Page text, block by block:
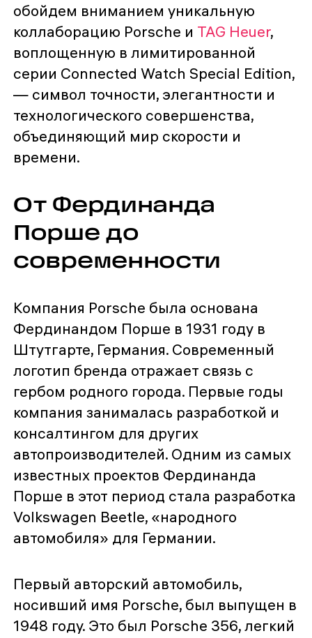
обойдем вниманием уникальную
коллаборацию Porsche и TAG Heuer,
воплощенную в лимитированной
серии Connected Watch Special Edition,
— символ точности, элегантности и
технологического совершенства,
объединяющий мир скорости и
времени.
От Фердинанда
Порше до
современности
Компания Porsche была основана
Фердинандом Порше в 1931 году в
Штутгарте, Германия. Современный
логотип бренда отражает связь с
гербом родного города. Первые годы
компания занималась разработкой и
консалтингом для других
автопроизводителей. Одним из самых
известных проектов Фердинанда
Порше в этот период стала разработка
Volkswagen Beetle, «народного
автомобиля» для Германии.
Первый авторский автомобиль,
носивший имя Porsche, был выпущен в
1948 году. Это был Porsche 356, легкий